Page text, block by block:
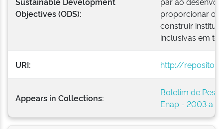
Objectives (ODS):
proporcionar o
construir
inclusivas em
URI: http://
Appears in Collections:
Boletim de
Enap - 2003 a